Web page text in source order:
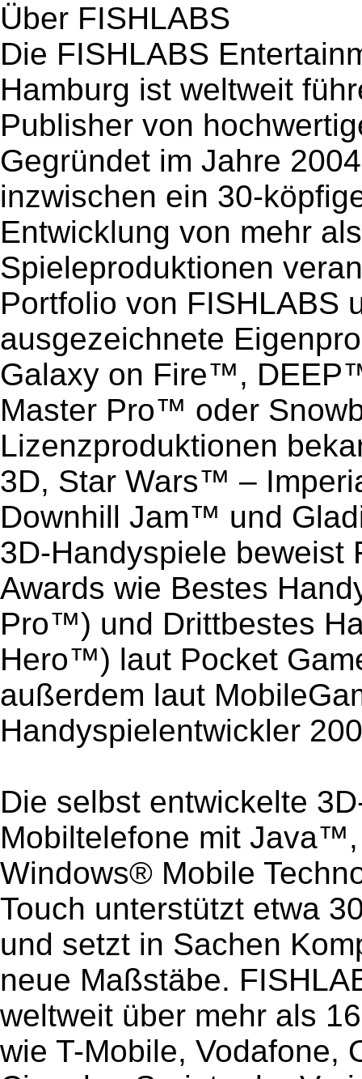
Über FISHLABS
Die FISHLABS
Hamburg ist weltweit
Publisher von
Gegründet im Jahre
inzwischen ein 30-
Entwicklung von mehr
Spieleproduktionen
Portfolio von FISHLABS
ausgezeichnete
Galaxy on Fire™,
Master Pro™ oder
Lizenzproduktionen
3D, Star Wars™ –
Downhill Jam™ und
3D-Handyspiele beweist
Awards wie Bestes
Pro™) und Drittbestes
Hero™) laut Pocket
außerdem laut
Handyspielentwickler
Die selbst entwickelte
Mobiltelefone mit
Windows® Mobile
Touch unterstützt etwa
und setzt in Sachen
neue Maßstäbe.
weltweit über mehr als
wie T-Mobile, Vodafone,